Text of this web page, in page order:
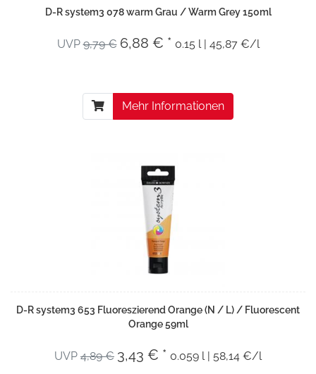
D-R system3 078 warm Grau / Warm Grey 150ml
UVP9,79 € 6,88 € * 0.15 l | 45,87 €/l
Mehr Informationen
D-R system3 653 Fluoreszierend Orange (N / L) / Fluorescent
Orange 59ml
UVP 4,89 € 3,43 € * 0.059 l | 58,14 €/l